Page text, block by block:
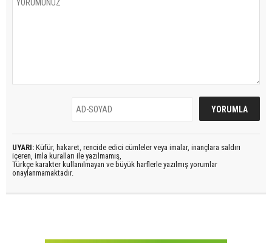
UYARI: Küfür, hakaret, rencide edici cümleler veya imalar, inançlara saldırı
içeren, imla kuralları ile yazılmamış,
Türkçe karakter kullanılmayan ve büyük harflerle yazılmış yorumlar
onaylanmamaktadır.